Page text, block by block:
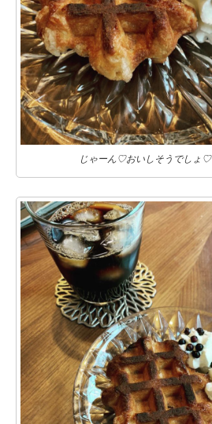
じゃーん♡おいしそうでしょ♡